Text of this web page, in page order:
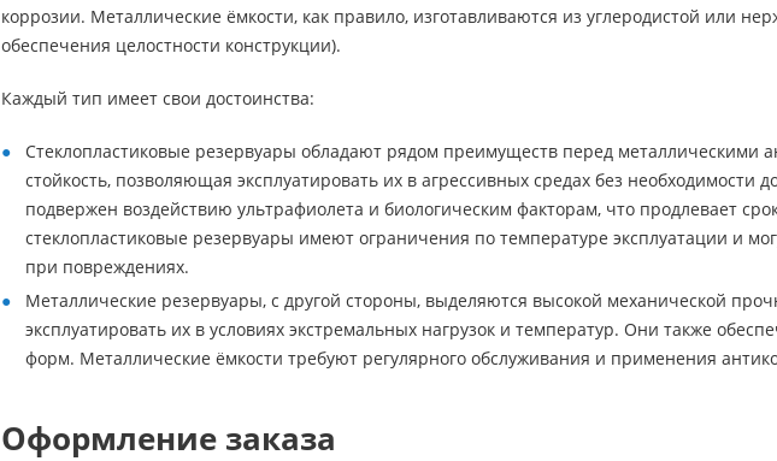
коррозии. Металлические ёмкости, как правило, изготавливаются из углеродистой или
обеспечения целостности конструкции).
Каждый тип имеет свои достоинства:
Стеклопластиковые резервуары обладают рядом преимуществ перед металлическими
стойкость, позволяющая эксплуатировать их в агрессивных средах без необходимости
подвержен воздействию ультрафиолета и биологическим факторам, что продлевает
стеклопластиковые резервуары имеют ограничения по температуре эксплуатации и
при повреждениях.
Металлические резервуары, с другой стороны, выделяются высокой механической
эксплуатировать их в условиях экстремальных нагрузок и температур. Они также
форм. Металлические ёмкости требуют регулярного обслуживания и применения
Оформление заказа